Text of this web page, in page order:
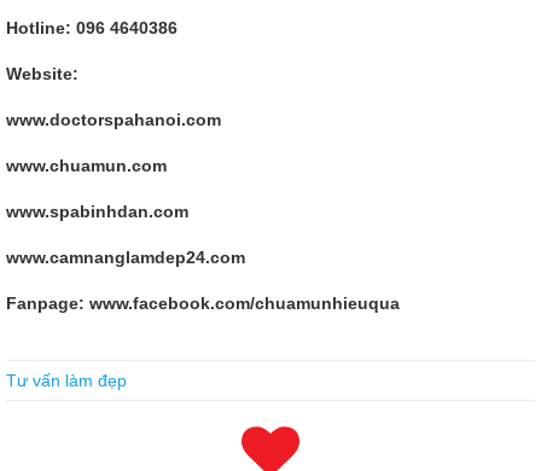
Hotline: 096 4640386
Website:
www.doctorspahanoi.com
www.chuamun.com
www.spabinhdan.com
www.camnanglamdep24.com
Fanpage: www.facebook.com/chuamunhieuqua
I tell you that everyone who has been lean for more than a week or
dehydrated. Then we win.Do not fight, are Certified Internal IIA-CIA-
Tư vấn làm đẹp